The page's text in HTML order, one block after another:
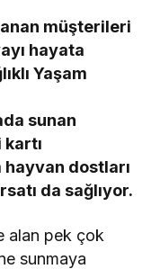
müşterileri
hayata
Yaşam
sunan
dostları
da sağlıyor.
alan pek çok
sunmaya